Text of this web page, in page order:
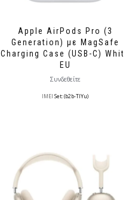
Apple AirPods Pro (3
Generation) με MagSafe
Charging Case (USB-C) White
EU
Συνδεθείτε
IMEI Set: (b2b-TlYu)